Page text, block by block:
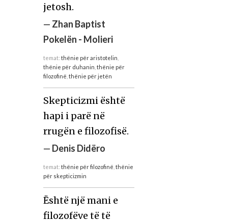
jetosh.
— Zhan Baptist
Pokelën - Molieri
temat: thënie për aristotelin
thënie për duhanin thënie për
filozofinë thënie për jetën
Skepticizmi është
hapi i parë në
rrugën e filozofisë.
— Denis Didëro
temat: thënie për filozofinë thënie
për skepticizmin
Është një mani e
filozofëve të të